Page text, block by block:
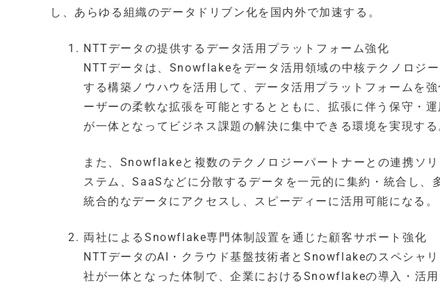
し、あらゆる組織のデータドリブン化を国内外で加速する。
NTTデータの提供するデータ活用プラットフォーム強化
NTTデータは、Snowflakeをデータ活用領域の中核テクノロジ
する構築ノウハウを活用して、データ活用プラットフォームを
ーザーの柔軟な拡張を可能とするとともに、拡張に伴う保守・
が一体となってビジネス課題の解決に集中できる環境を実現する
また、Snowflakeと複数のテクノロジーパートナーとの連携ソ
ステム、SaaSなどに分散するデータを一元的に集約・統合し、
統合的なデータにアクセスし、スピーディーに活用可能になる。
両社によるSnowflake専門体制設置を通じた顧客サポート強化
NTTデータのAI・クラウド基盤技術者とSnowflakeのスペシャ
社が一体となった体制で、企業におけるSnowflakeの導入・活用